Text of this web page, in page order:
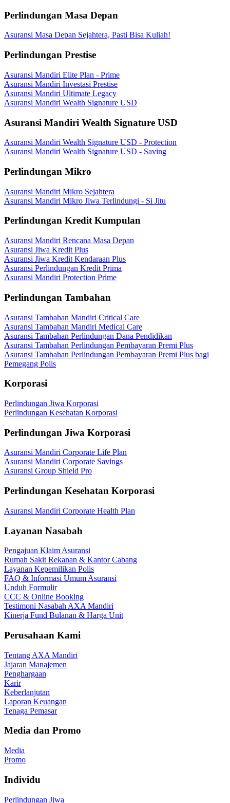
Perlindungan Masa Depan
Asuransi Masa Depan Sejahtera, Pasti Bisa Kuliah!
Perlindungan Prestise
Asuransi Mandiri Elite Plan - Prime
Asuransi Mandiri Investasi Prestise
Asuransi Mandiri Ultimate Legacy
Asuransi Mandiri Wealth Signature USD
Asuransi Mandiri Wealth Signature USD
Asuransi Mandiri Wealth Signature USD - Protection
Asuransi Mandiri Wealth Signature USD - Saving
Perlindungan Mikro
Asuransi Mandiri Mikro Sejahtera
Asuransi Mandiri Mikro Jiwa Terlindungi - Si Jitu
Perlindungan Kredit Kumpulan
Asuransi Mandiri Rencana Masa Depan
Asuransi Jiwa Kredit Plus
Asuransi Jiwa Kredit Kendaraan Plus
Asuransi Perlindungan Kredit Prima
Asuransi Mandiri Protection Prime
Perlindungan Tambahan
Asuransi Tambahan Mandiri Critical Care
Asuransi Tambahan Mandiri Medical Care
Asuransi Tambahan Perlindungan Dana Pendidikan
Asuransi Tambahan Perlindungan Pembayaran Premi Plus
Asuransi Tambahan Perlindungan Pembayaran Premi Plus bagi
Pemegang Polis
Korporasi
Perlindungan Jiwa Korporasi
Perlindungan Kesehatan Korporasi
Perlindungan Jiwa Korporasi
Asuransi Mandiri Corporate Life Plan
Asuransi Mandiri Corporate Savings
Asuransi Group Shield Pro
Perlindungan Kesehatan Korporasi
Asuransi Mandiri Corporate Health Plan
Layanan Nasabah
Pengajuan Klaim Asuransi
Rumah Sakit Rekanan & Kantor Cabang
Layanan Kepemilikan Polis
FAQ & Informasi Umum Asuransi
Unduh Formulir
CCC & Online Booking
Testimoni Nasabah AXA Mandiri
Kinerja Fund Bulanan & Harga Unit
Perusahaan Kami
Tentang AXA Mandiri
Jajaran Manajemen
Penghargaan
Karir
Keberlanjutan
Laporan Keuangan
Tenaga Pemasar
Media dan Promo
Media
Promo
Individu
Perlindungan Jiwa